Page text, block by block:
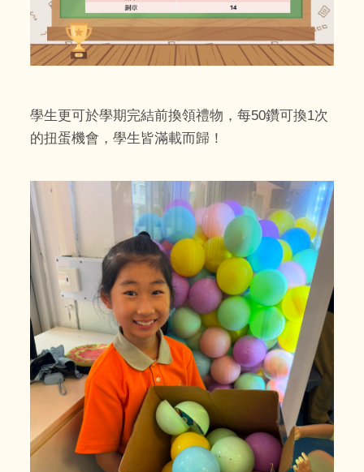
學生更可於學期完結前換領禮物，每50鑽可換1次
的扭蛋機會，學生皆滿載而歸！